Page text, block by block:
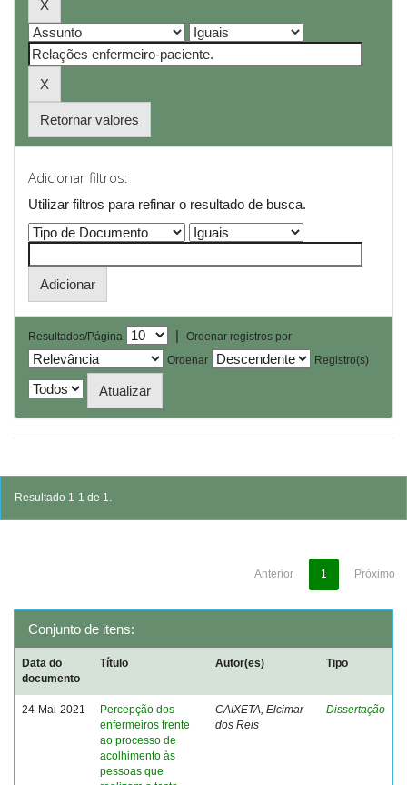
Retornar valores
Adicionar filtros:
Utilizar filtros para refinar o resultado de busca.
Resultados/Página |
Ordenar registros por
Ordenar
Registro(s)
Resultado 1-1 de 1.
Anterior 1 Próximo
Conjunto de itens:
Data do
documento
Título Autor(es) Tipo
24-Mai-2021
Percepção dos
enfermeiros frente
ao processo de
acolhimento às
pessoas que
CAIXETA, Elcimar
dos Reis
Dissertação